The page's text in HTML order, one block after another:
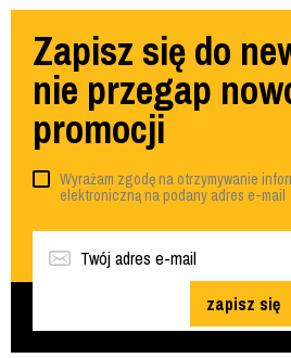
Zapisz się do
nie przegap
promocji
Wyrażam zgodę na otrzymywanie
elektroniczną na podany adres e-mail
zapisz się